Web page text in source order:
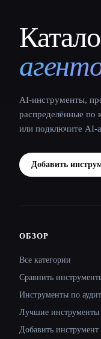
That AI
AI-инструменты,
распределённые по
или подключите AI-
Добавить
Site
ОБЗОР
Все категории
Сравнить
Инструменты по
Лучшие инструменты
Добавить инструмент